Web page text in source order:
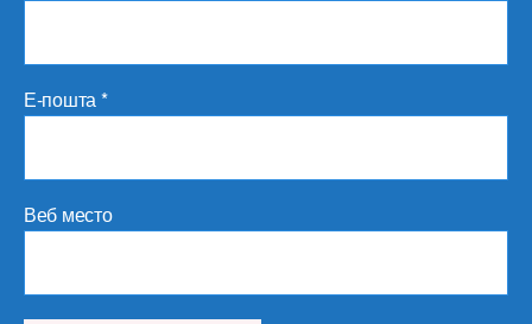
Е-пошта*
Веб место